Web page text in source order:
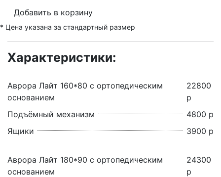
Добавить в корзину
* Цена указана за стандартный размер
Характеристики:
Аврора Лайт 160*80 с ортопедическим
основанием
22800
р
Подъёмный механизм
4800 р
Ящики
3900 р
Аврора Лайт 180*90 с ортопедическим
основанием
24300
р